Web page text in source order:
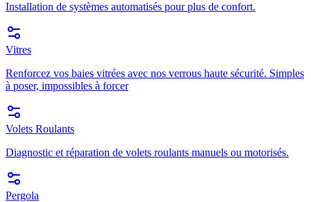
Installation de systèmes automatisés pour plus de confort.
Vitres
Renforcez vos baies vitrées avec nos verrous haute sécurité. Simples
à poser, impossibles à forcer
Volets Roulants
Diagnostic et réparation de volets roulants manuels ou motorisés.
Pergola